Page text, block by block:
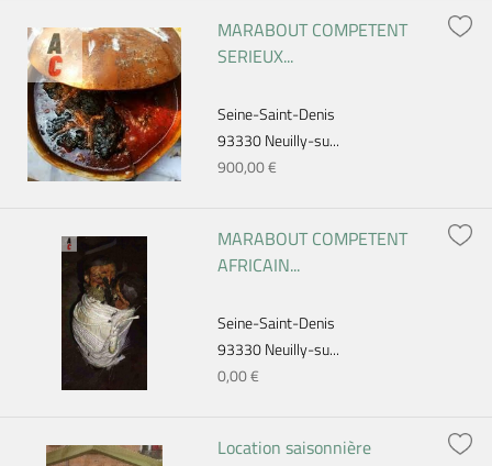
MARABOUT COMPETENT
SERIEUX...
Seine-Saint-Denis
93330 Neuilly-su...
900,00 €
MARABOUT COMPETENT
AFRICAIN...
Seine-Saint-Denis
93330 Neuilly-su...
0,00 €
Location saisonnière